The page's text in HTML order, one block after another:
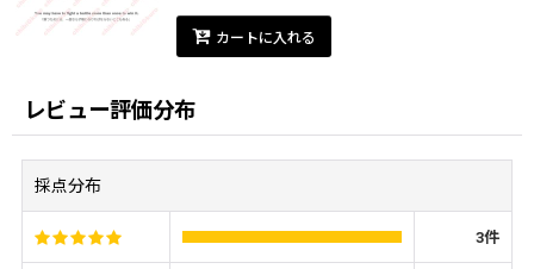
カートに入れる
レビュー評価分布
採点分布
3件